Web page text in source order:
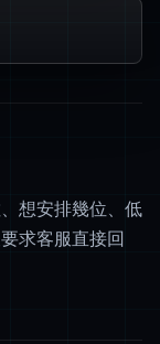
想安排幾位、低
求客服直接回